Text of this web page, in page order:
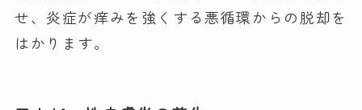
せ、炎症が痒みを強くする悪循環からの脱却を
はかります。